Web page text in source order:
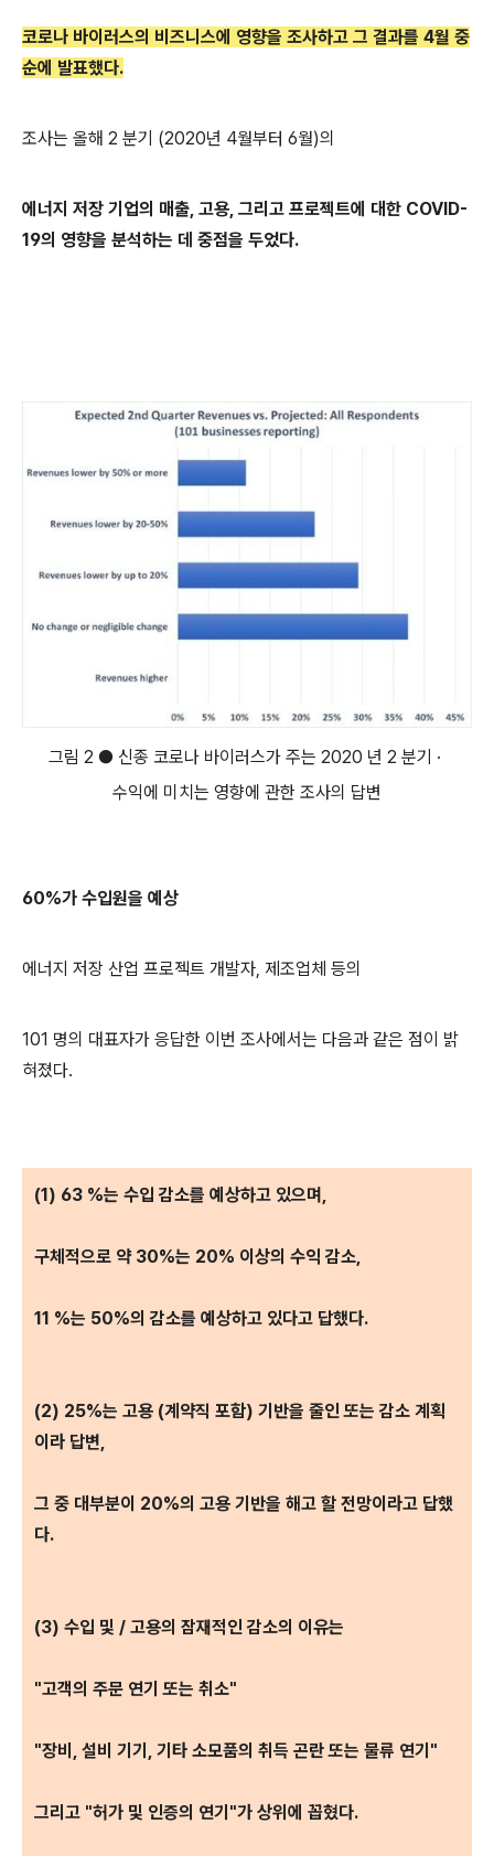
코로나 바이러스의 비즈니스에 영향을 조사하고 그 결과를 4월 중
순에 발표했다.
조사는 올해 2 분기 (2020년 4월부터 6월)의
에너지 저장 기업의 매출, 고용, 그리고 프로젝트에 대한 COVID-
19의 영향을 분석하는 데 중점을 두었다.
그림 2 ● 신종 코로나 바이러스가 주는 2020 년 2 분기 ·
수익에 미치는 영향에 관한 조사의 답변
60%가 수입원을 예상
에너지 저장 산업 프로젝트 개발자, 제조업체 등의
101 명의 대표자가 응답한 이번 조사에서는 다음과 같은 점이 밝
혀졌다.
(1) 63 %는 수입 감소를 예상하고 있으며,
구체적으로 약 30%는 20% 이상의 수익 감소,
11 %는 50%의 감소를 예상하고 있다고 답했다.
(2) 25%는 고용 (계약직 포함) 기반을 줄인 또는 감소 계획
이라 답변,
그 중 대부분이 20%의 고용 기반을 해고 할 전망이라고 답했
다.
(3) 수입 및 / 고용의 잠재적인 감소의 이유는
"고객의 주문 연기 또는 취소"
"장비, 설비 기기, 기타 소모품의 취득 곤란 또는 물류 연기"
그리고 "허가 및 인증의 연기"가 상위에 꼽혔다.